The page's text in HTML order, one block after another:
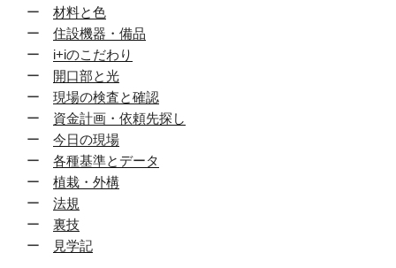
ー 材料と色
ー 住設機器・備品
ー i+iのこだわり
ー 開口部と光
ー 現場の検査と確認
ー 資金計画・依頼先探し
ー 今日の現場
ー 各種基準とデータ
ー 植栽・外構
ー 法規
ー 裏技
ー
見学記